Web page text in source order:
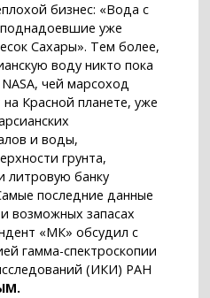
бизнес: «Вода с
уже
Сахары». Тем более,
воду никто пока
чей марсоход
Красной планете, уже
и воды,
грунта,
литровую банку
последние данные
возможных запасах
«МК» обсудил с
гамма-спектроскопии
(ИКИ) РАН